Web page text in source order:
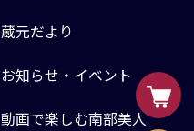
蔵元だより
お知らせ・イベント
動画で楽しむ南部美人